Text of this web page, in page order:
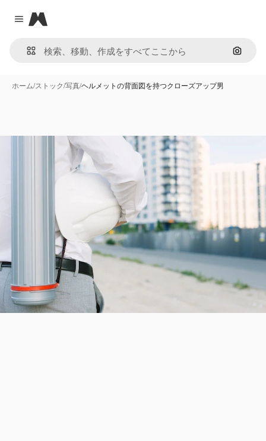
Close menu
Magnific
画像で
ホーム/ストック/写真/ヘルメットの背面図を持つクローズアップ男